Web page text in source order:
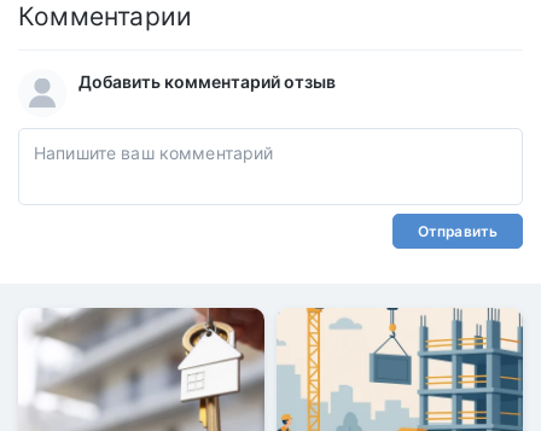
Комментарии
Добавить комментарий отзыв
Отправить